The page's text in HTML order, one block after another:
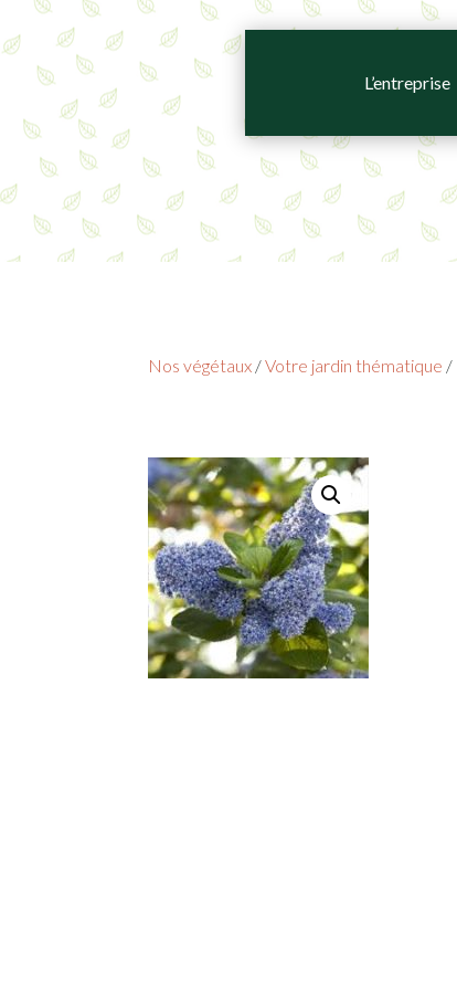
L’entreprise
Nos végétaux /Votre jardin thématique /